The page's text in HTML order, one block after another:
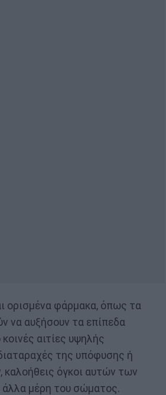
ορισμένα φάρμακα, όπως τα
να αυξήσουν τα επίπεδα
αιτίες υψηλής
της υπόφυσης ή
καλοήθεις όγκοι αυτών των
άλλα μέρη του σώματος.